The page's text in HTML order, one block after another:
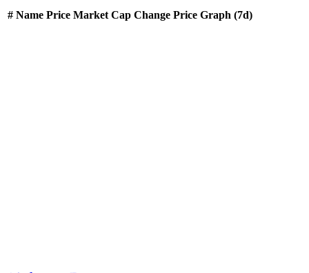
# Name Price Market Cap Change Price Graph (7d)